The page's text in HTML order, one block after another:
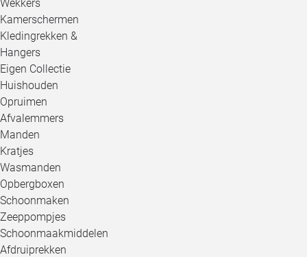
Wekkers
Kamerschermen
Kledingrekken &
Hangers
Eigen Collectie
Huishouden
Opruimen
Afvalemmers
Manden
Kratjes
Wasmanden
Opbergboxen
Schoonmaken
Zeeppompjes
Schoonmaakmiddelen
Afdruiprekken